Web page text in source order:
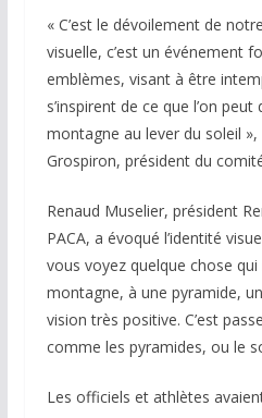
« C’est le dévoilement de
visuelle, c’est un événement
emblèmes, visant à être
s’inspirent de ce que l’on
montagne au lever du soleil »,
Grospiron, président du
Renaud Muselier, président
PACA, a évoqué l’identité
vous voyez quelque chose
montagne, à une pyramide,
vision très positive. C’est
comme les pyramides, ou le
Les officiels et athlètes